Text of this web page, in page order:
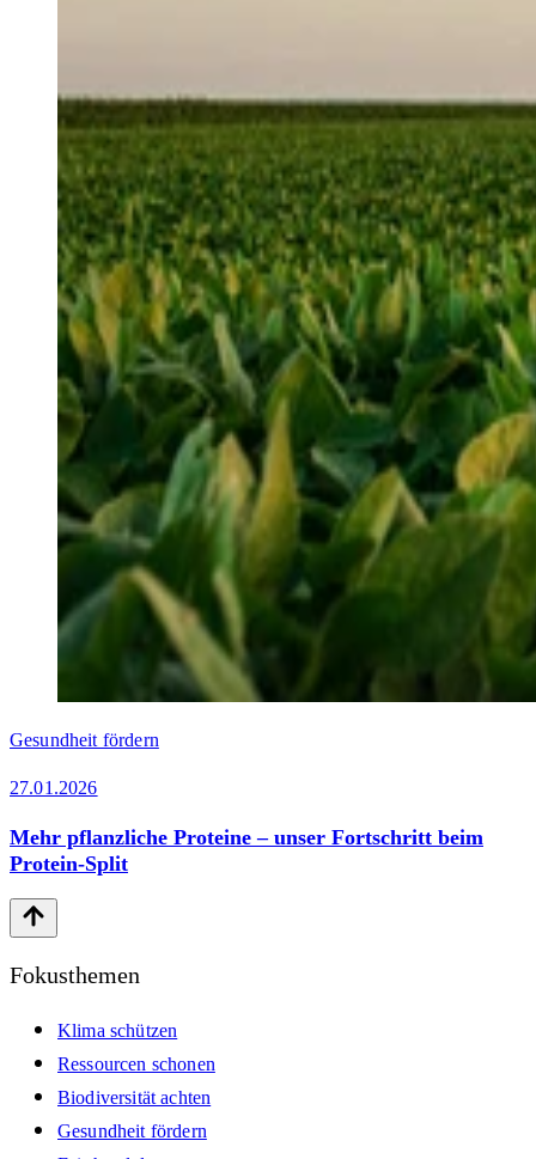
Gesundheit fördern
27.01.2026
Mehr pflanzliche Proteine – unser Fortschritt beim
Protein-Split
Fokusthemen
Klima schützen
Ressourcen schonen
Biodiversität achten
Gesundheit fördern